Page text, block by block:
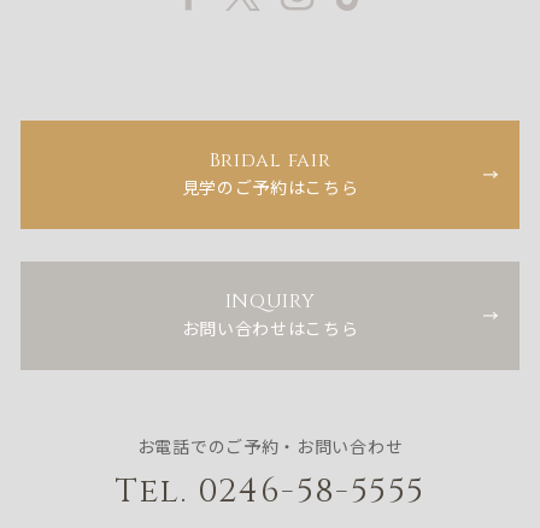
Bridal fair
見学のご予約はこちら
INQUIRY
お問い合わせはこちら
お電話でのご予約・お問い合わせ
Tel. 0246-58-5555